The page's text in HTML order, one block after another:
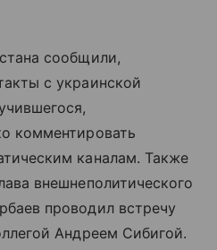
сообщили,
с украинской
комментировать
каналам. Также
внешнеполитического
проводил встречу
Андреем Сибигой.